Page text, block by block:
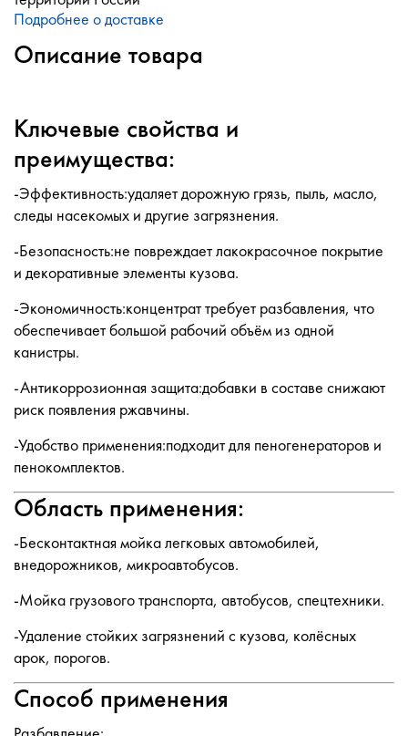
Подробнее о доставке
Описание товара
Ключевые свойства и
преимущества:
-Эффективность:удаляет дорожную грязь, пыль, масло,
следы насекомых и другие загрязнения.
-Безопасность:не повреждает лакокрасочное покрытие
и декоративные элементы кузова.
-Экономичность:концентрат требует разбавления, что
обеспечивает большой рабочий объём из одной
канистры.
-Антикоррозионная защита:добавки в составе снижают
риск появления ржавчины.
-Удобство применения:подходит для пеногенераторов и
пенокомплектов.
Область применения:
-Бесконтактная мойка легковых автомобилей,
внедорожников, микроавтобусов.
-Мойка грузового транспорта, автобусов, спецтехники.
-Удаление стойких загрязнений с кузова, колёсных
арок, порогов.
Способ применения